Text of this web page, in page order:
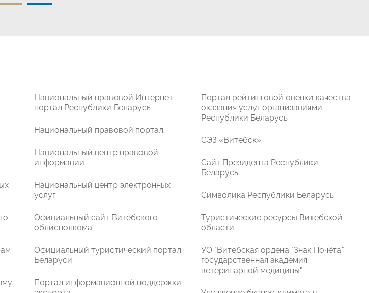
Национальный правовой Интернет-
портал Республики Беларусь
Национальный правовой портал
Национальный центр правовой
информации
Национальный центр электронных
услуг
Официальный сайт Витебского
облисполкома
Официальный туристический портал
Беларуси
Портал информационной поддержки
Портал рейтинговой оценки качества
оказания услуг организациями
Республики Беларусь
СЭЗ «Витебск»
Сайт Президента Республики
Беларусь
Символика Реcпублики Беларусь
Туристические ресурсы Витебской
области
УО "Витебская ордена "Знак Почёта"
государственная академия
ветеринарной медицины"